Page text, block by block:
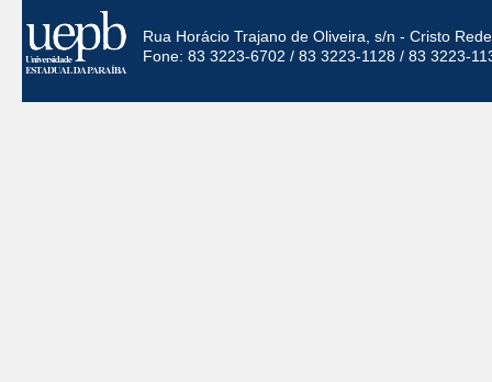
Rua Horácio Trajano de Oliveira, s/n - Cristo
Fone: 83 3223-6702 / 83 3223-1128 / 83 3223-